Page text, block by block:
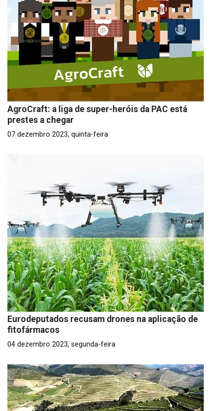
AgroCraft: a liga de super-heróis da PAC está
prestes a chegar
07 dezembro 2023, quinta-feira
Eurodeputados recusam drones na aplicação de
fitofármacos
04 dezembro 2023, segunda-feira